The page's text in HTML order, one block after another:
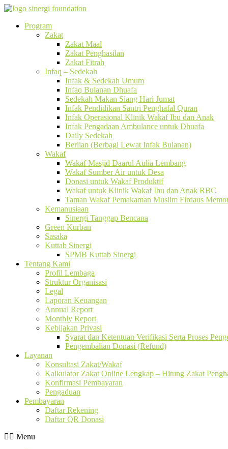
Program
Zakat
Zakat Maal
Zakat Penghasilan
Zakat Fitrah
Infaq – Sedekah
Infak & Sedekah Umum
Infaq Bulanan Dhuafa
Sedekah Makan Siang Hari Jumat
Infak Pendidikan Santri Penghafal Quran
Infak Operasional Klinik Wakaf Ibu dan Anak
Infak Pengadaan Ambulance untuk Dhuafa
Daily Sedekah
Berlian (Berbagi Lewat Infak Bulanan)
Wakaf
Wakaf Masjid Daarul Aulia Lembang
Wakaf Sumber Air untuk Desa
Donasi untuk Wakaf Produktif
Wakaf untuk Klinik Wakaf Ibu dan Anak RBC
Taman Wakaf Pemakaman Muslim Firdaus
Kemanusiaan
Sinergi Tanggap Bencana
Green Kurban
Sasaka
Kuttab Sinergi
SPMB Kuttab Sinergi
Tentang Kami
Profil Lembaga
Struktur Organisasi
Legal
Laporan Keuangan
Annual Report
Monthly Report
Kebijakan Privasi
Syarat dan Ketentuan Verifikasi Serta Proses
Pengembalian Donasi (Refund)
Layanan
Konsultasi Zakat/Wakaf
Kalkulator Zakat Online Lengkap – Hitung Zakat
Konfirmasi Pembayaran
Pengaduan
Pembayaran
Daftar Rekening
Daftar QR Donasi
Menu